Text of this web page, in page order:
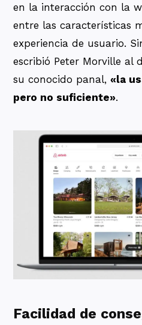
en la interacción con la
entre las características
experiencia de usuario.
escribió Peter Morville al
su conocido panal, «la
pero no suficiente».
Facilidad de